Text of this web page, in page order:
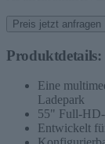
Preis jetzt anfragen
Produktdetails:
Eine
Ladepark
55" Full-
Entwickelt